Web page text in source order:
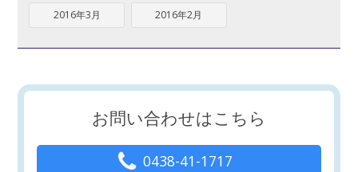
2016年3月 2016年2月
お問い合わせはこちら
0438-41-1717